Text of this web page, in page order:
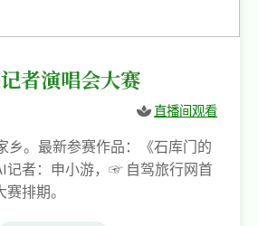
者演唱会大赛
直播间观看
乡。最新参赛作品：《石库门的
记者：申小游，☞ 自驾旅行网首
排期。